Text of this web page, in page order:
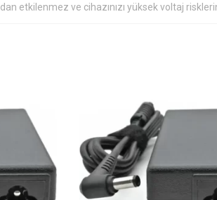
etkilenmez ve cihazınızı yüksek voltaj